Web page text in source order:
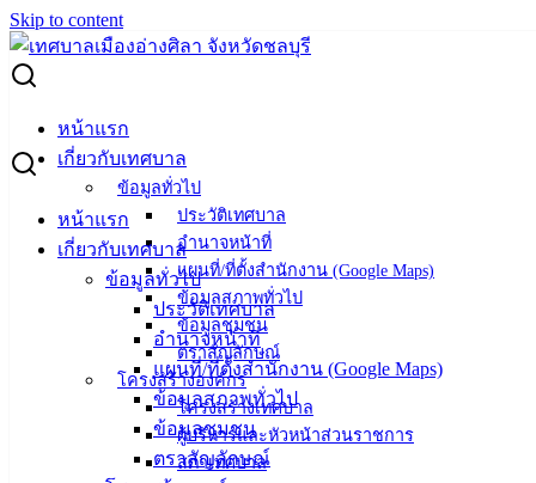
Skip to content
หน้าแรก
เกี่ยวกับเทศบาล
ข้อมูลทั่วไป
ประวัติเทศบาล
อำนาจหน้าที่
แผนที่/ที่ตั้งสำนักงาน (Google Maps)
ข้อมูลสภาพทั่วไป
ข้อมูลชุมชน
ตราสัญลักษณ์
โครงสร้างองค์กร
โครงสร้างเทศบาล
ผู้บริหารและหัวหน้าส่วนราชการ
สภาเทศบาล
หน้าแรก
เกี่ยวกับเทศบาล
ข้อมูลทั่วไป
ประวัติเทศบาล
อำนาจหน้าที่
แผนที่/ที่ตั้งสำนักงาน (Google Maps)
ข้อมูลสภาพทั่วไป
ข้อมูลชุมชน
ตราสัญลักษณ์
Search for:
ประกาศผลการเลือกสรรบุคคลเพื่อเป็นพนักงานจ้าง
ประกาศผลการเลือกสรรบุคคลเพื่อเป็น
พนักงานจ้าง
กันยายน 1, 2025 กันยายน 1, 2025
, ข่าวสารน่ารู้